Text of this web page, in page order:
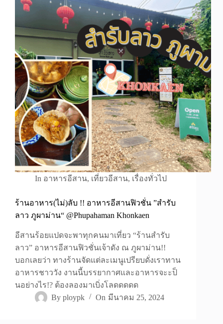
In อาหารอีสาน, เที่ยวอีสาน, เรื่องทั่วไป
ร้านอาหาร(ไม่)ลับ !! อาหารอีสานฟิวชั่น ”สำรับ
ลาว ภูผาม่าน“ @Phupahaman Khonkaen
อีสานร้อยแปดจะพาทุกคนมาเที่ยว “ร้านสำรับ
ลาว” อาหารอีสานฟิวชั่นเจ้าดัง ณ ภูผาม่าน!!
บอกเลยว่า ทางร้านจัดแต่ละเมนูเปรียบดั่งเราทาน
อาหารชาววัง งานนี้บรรยากาศและอาหารจะะป็
นอย่างไร!? ต้องลองมาเบิ่งโลดดดดด
By ploypk On มีนาคม 25, 2024